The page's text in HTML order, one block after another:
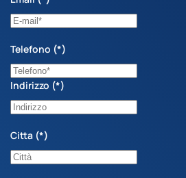
Telefono (*)
Indirizzo (*)
Citta (*)